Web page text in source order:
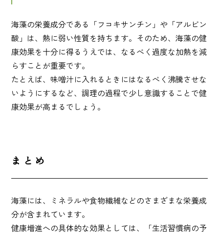
海藻の栄養成分である「フコキサンチン」や「アルビン
酸」は、熱に弱い性質を持ちます。そのため、海藻の健
康効果を十分に得るうえでは、なるべく過度な加熱を減
らすことが重要です。
たとえば、味噌汁に入れるときにはなるべく沸騰させな
いようにするなど、調理の過程で少し意識することで健
康効果が高まるでしょう。
まとめ
海藻には、ミネラルや食物繊維などのさまざまな栄養成
分が含まれています。
健康増進への具体的な効果としては、「生活習慣病の予